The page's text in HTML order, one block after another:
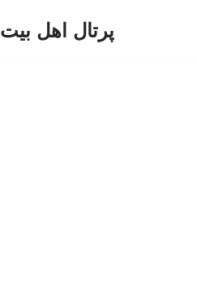
پرتال اهل بیت